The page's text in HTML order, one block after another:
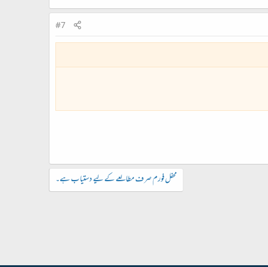
#7
محفل فورم صرف مطالعے کے لیے دستیاب ہے۔